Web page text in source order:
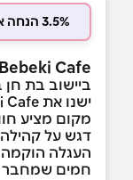
3.5% הנחה אוטומטית למשלמים בכרטיס המועדון
Bebeki Cafe עגלת קפה בפרדס
ביישוב בת
ישנו את Bebeki Cafe.
מקום מציע
דגש על
העגלה הוקמה
חמים שמחבר